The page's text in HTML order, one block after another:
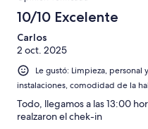
10/10 Excelente
Carlos
2 oct. 2025
Le gustó: Limpieza,
instalaciones, comodidad de la
Todo, llegamos a las 13:00
realzaron el chek-in